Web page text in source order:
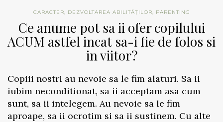
CARACTER, DEZVOLTAREA ABILITĂȚILOR, PARENTING
Ce anume pot sa ii ofer copilului
ACUM astfel incat sa-i fie de folos si
in viitor?
Copiii nostri au nevoie sa le fim alaturi. Sa ii
iubim neconditionat, sa ii acceptam asa cum
sunt, sa ii intelegem. Au nevoie sa le fim
aproape, sa ii ocrotim si sa ii sustinem. Cu alte